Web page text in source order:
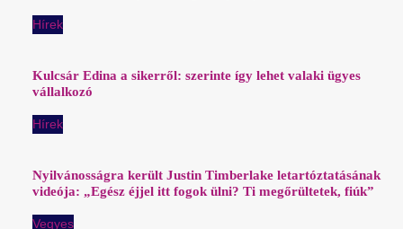
Hírek
Kulcsár Edina a sikerről: szerinte így lehet valaki ügyes
vállalkozó
Hírek
Nyilvánosságra került Justin Timberlake letartóztatásának
videója: „Egész éjjel itt fogok ülni? Ti megőrültetek, fiúk”
Vegyes